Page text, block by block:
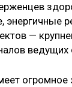
энергичные
—
ведущих
огромное